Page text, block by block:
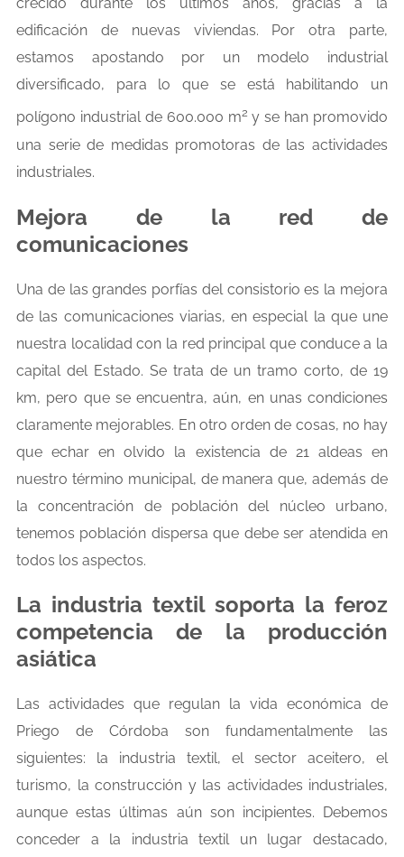
crecido durante los últimos años, gracias a la
edificación de nuevas viviendas. Por otra parte,
estamos apostando por un modelo industrial
diversificado, para lo que se está habilitando un
polígono industrial de 600.000 m2 y se han promovido
una serie de medidas promotoras de las actividades
industriales.
Mejora de la red de
comunicaciones
Una de las grandes porfías del consistorio es la mejora
de las comunicaciones viarias, en especial la que une
nuestra localidad con la red principal que conduce a la
capital del Estado. Se trata de un tramo corto, de 19
km, pero que se encuentra, aún, en unas condiciones
claramente mejorables. En otro orden de cosas, no hay
que echar en olvido la existencia de 21 aldeas en
nuestro término municipal, de manera que, además de
la concentración de población del núcleo urbano,
tenemos población dispersa que debe ser atendida en
todos los aspectos.
La industria textil soporta la feroz
competencia de la producción
asiática
Las actividades que regulan la vida económica de
Priego de Córdoba son fundamentalmente las
siguientes: la industria textil, el sector aceitero, el
turismo, la construcción y las actividades industriales,
aunque estas últimas aún son incipientes. Debemos
conceder a la industria textil un lugar destacado,